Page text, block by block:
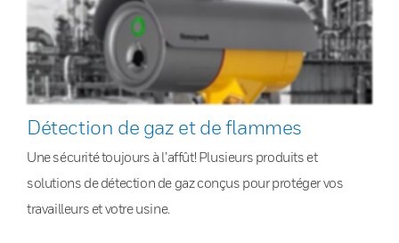
Détection de gaz et de flammes
Une sécurité toujours à l’affût! Plusieurs produits et
solutions de détection de gaz conçus pour protéger vos
travailleurs et votre usine.